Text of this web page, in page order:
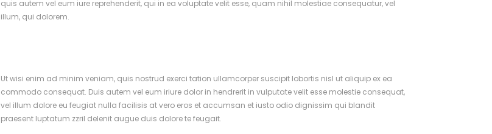
quis autem vel eum iure reprehenderit, qui in ea voluptate velit esse, quam nihil molestiae consequatur, vel
illum, qui dolorem.
Ut wisi enim ad minim veniam, quis nostrud exerci tation ullamcorper suscipit lobortis nisl ut aliquip ex ea
commodo consequat. Duis autem vel eum iriure dolor in hendrerit in vulputate velit esse molestie consequat,
vel illum dolore eu feugiat nulla facilisis at vero eros et accumsan et iusto odio dignissim qui blandit
praesent luptatum zzril delenit augue duis dolore te feugait.